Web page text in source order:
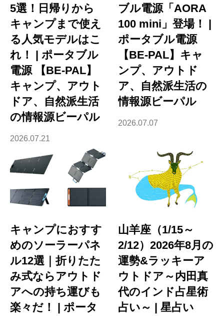
5選！日帰りから
キャンプまで使え
る人気モデルはこ
れ！ | ポータブル
電源 【BE-PAL】
キャンプ、アウト
ドア、自然派生活
の情報源ビーパル
2026.07.21
ブル電源「AORA
100 mini」登場！ |
ポータブル電源
【BE-PAL】キャ
ンプ、アウトド
ア、自然派生活の
情報源ビーパル
2026.07.07
キャンプにおすす
めのソーラーパネ
ル12選｜折りたた
み式ならアウトド
アへの持ち運びも
楽々だ！ | ポータ
山羊座（1/15～
2/12）2026年8月の
運勢&ラッキーア
ウトドア～内田真
代のインド占星術
占い～ | 星占い